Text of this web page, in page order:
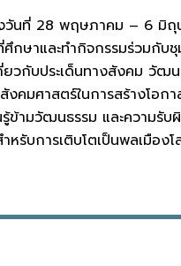
างวันที่ 28 พฤษภาคม – 6
กษาและทำกิจกรรมร่วม
วกับประเด็นทางสังคม วั
คมศาสตร์ในการสร้างโอก
ข้ามวัฒนธรรม และความ
บการเติบโตเป็นพลเมืองโ